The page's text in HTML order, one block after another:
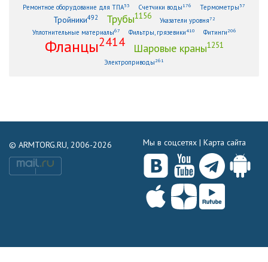
Ремонтное оборудование для ТПА53 Счетчики воды176 Термометры 57
Тройники492 Трубы1156 Указатели уровня72
Уплотнительные материалы67 Фильтры, грязевики410 Фитинги 206
Фланцы2414 Шаровые краны1251
Электроприводы 261
© ARMTORG.RU, 2006-2026 Мы в соцсетях | Карта сайта